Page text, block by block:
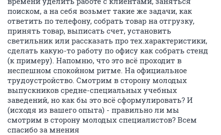
поиском, а на себя возьмет такие же задачи, как
ответить по телефону, собрать товар на отгрузку,
принять товар, выписать счет, установить
светильник или рассказать про тех.характеристики,
сделать какую-то работу по офису как собрать стенд
(к примеру). Напомню, что это всё проходит в
неспешном спокойном ритме. На официальное
трудоустройство. Смотрим в сторону молодых
выпускников средне-специальных учебных
заведений, но как бы это всё сформулировать? И
(исходя из вашего опыта) - правильно ли мы
смотрим в сторону молодых специалистов? Всем
спасибо за мнения